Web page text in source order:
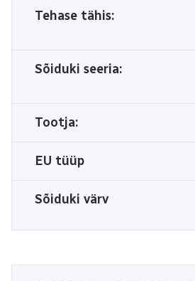
Tehase tähis:
Sõiduki seeria:
Tootja:
EU tüüp
Sõiduki värv